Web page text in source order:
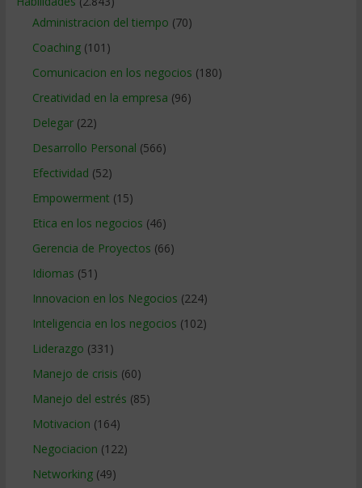
Administracion del tiempo (70)
Coaching(101)
Comunicacion en los negocios (180)
Creatividad en la empresa (96)
Delegar(22)
Desarrollo Personal (566)
Efectividad (52)
Empowerment (15)
Etica en los negocios (46)
Gerencia de Proyectos (66)
Idiomas (51)
Innovacion en los Negocios (224)
Inteligencia en los negocios (102)
Liderazgo (331)
Manejo de crisis (60)
Manejo del estrés (85)
Motivacion (164)
Negociacion (122)
Networking(49)